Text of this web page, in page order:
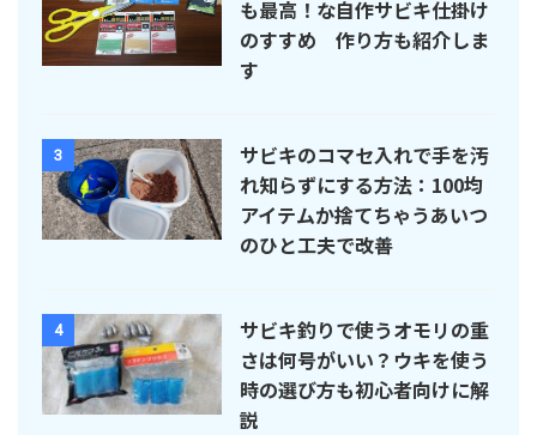
も最高！な自作サビキ仕掛け
のすすめ 作り方も紹介しま
す
3
サビキのコマセ入れで手を汚
れ知らずにする方法：100均
アイテムか捨てちゃうあいつ
のひと工夫で改善
4
サビキ釣りで使うオモリの重
さは何号がいい？ウキを使う
時の選び方も初心者向けに解
説